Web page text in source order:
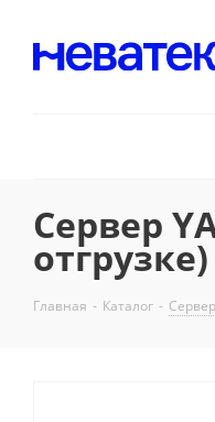
Сервер
отгрузке)
Главная - Каталог -